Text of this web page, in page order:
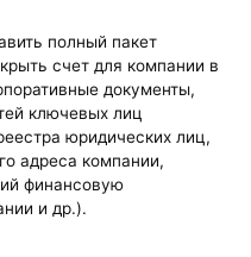
полный пакет
счет для компании в
документы,
ключевых лиц
юридических лиц,
адреса компании,
финансовую
и др.).